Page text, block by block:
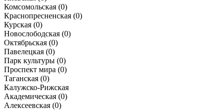
Комсомольская (0)
Краснопресненская (0)
Курская (0)
Новослободская (0)
Октябрьская (0)
Павелецкая (0)
Парк культуры (0)
Проспект мира (0)
Таганская (0)
Калужско-Рижская
Академическая (0)
Алексеевская (0)